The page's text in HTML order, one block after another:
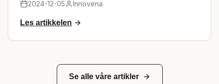
2024-12-05 Innovena
Les artikkelen
Se alle våre artikler